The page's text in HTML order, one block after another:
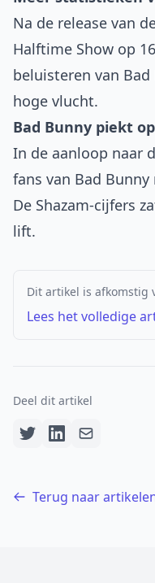
Na de release van
Halftime Show op
beluisteren van
hoge vlucht.
Bad Bunny piekt
In de aanloop naar
fans van Bad Bunny
De Shazam-cijfers
lift.
Dit artikel is afkomstig
Lees het volledige
Deel dit artikel
Terug naar